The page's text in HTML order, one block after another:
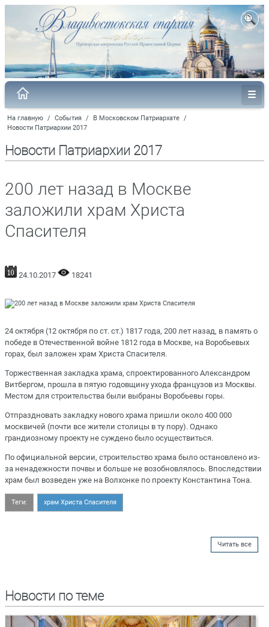
На главную / События / В Московском Патриархате /
Новости Патриархии 2017
Новости Патриархии 2017
200 лет назад в Москве
заложили храм Христа
Спасителя
24.10.2017 18241
24 октября (12 октября по ст. ст.) 1817 года, 200 лет назад, в память о
победе в Отечественной войне 1812 года в Москве, на Воробьевых
горах, был заложен храм Христа Спасителя.
Торжественная закладка храма, спроектированного Александром
Витбергом, прошла в пятую годовщину ухода французов из Москвы.
Местом для строительства были выбраны Воробьевы горы.
Отпраздновать закладку нового храма пришли около 400 000
москвичей (почти все жители столицы в ту пору). Однако
грандиозному проекту не суждено было осуществиться.
По официальной версии, строительство храма было остановлено из-
за ненадежности почвы и больше не возобновлялось. Впоследствии
храм был возведен уже на Волхонке по проекту Константина Тона.
Теги: храм Христа Спасителя
Читать все
Новости по теме